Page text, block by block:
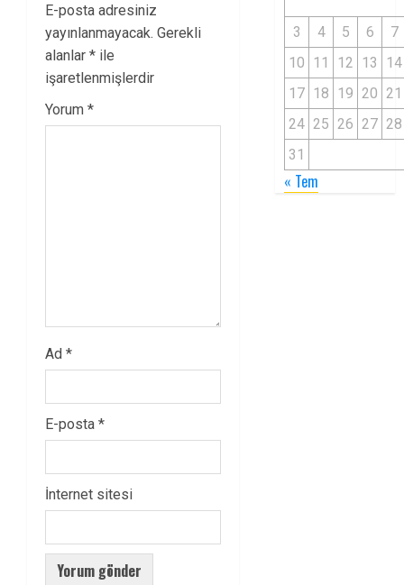
E-posta adresiniz
yayınlanmayacak. Gerekli
alanlar * ile
işaretlenmişlerdir
Yorum *
Ad *
E-posta *
İnternet sitesi
3 4 5 6
7
10 11 12 13
14
17 18 19 20 21
24 25 26 27 28
31
« Tem